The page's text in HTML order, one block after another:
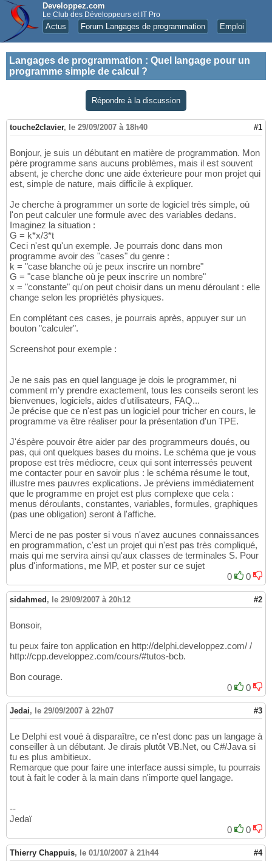
Developpez.com
Le Club des Développeurs et IT Pro
Actus Forum Langages de programmation Emploi
Langages de programmation : Quel langage pour un
programme simple de calcul ?
Répondre à la discussion
touche2clavier, le 29/09/2007 à 18h40 #1
Bonjour, je suis un débutant en matière de programmation. Mon
père programme sans aucuns problèmes, mais il est souvent
absent, je cherche donc une aide éxterieure pour mon projet qui
est, simple de nature, mais difficile à expliquer.
Je cherche à programmer un sorte de logiciel très simple, où
l'on peut calculer une formule avec des variables dedans.
Imaginez la situation :
G = k*x/3*t
Ceci n'est qu'un exemple. Je pourrais donc dans mon
programme avoir des "cases" du genre :
k = "case blanche où je peux inscrire un nombre"
G = "case blanche où je peux inscrire un nombre"
x = "constante" qu'on peut choisir dans un menu déroulant : elle
change selon les propriétés physiques.
En complétant ces cases, je pourrais après, appuyer sur un
bouton "calculer".
Screenshot pour exemple :
Je ne sais pas en quel language je dois le programmer, ni
comment m'y prendre exactement, tous les conseils seront les
bienvenues, logiciels, aides d'utilisateurs, FAQ...
Je précise que ce n'est pas un logiciel pour tricher en cours, le
programme va être réaliser pour la présentation d'un TPE.
J'éspère pouvoir être aider par des programmeurs doués, ou
pas, qui ont quelques bases du moins. Le schéma que je vous
propose est très médiocre, ceux qui sont interressés peuvent
me contacter pour en savoir plus : le schéma résume le tout,
illustre mes pauvres explications. Je préviens immédiatement
que le programme en projet est plus complexe que cela :
menus déroulants, constantes, variables, formules, graphiques
(pas une obligation) seront à l'affiche.
Merci de ne pas poster si vous n'avez aucunes connaissances
en programmation, c'est un projet qui n'est pas très compliqué,
mais qui me servira ainsi qu'aux classes de terminales S. Pour
plus d'informations, me MP, et poster sur ce sujet
0
0
sidahmed , le 29/09/2007 à 20h12 #2
Bonsoir,
tu peux faire ton application en http://delphi.developpez.com/ /
http://cpp.developpez.com/cours/#tutos-bcb.
Bon courage.
0
0
Jedai, le 29/09/2007 à 22h07 #3
Le Delphi est voué à disparaître, ce n'est donc pas un langage à
conseiller à un débutant. Je dirais plutôt VB.Net, ou C#/Java si
tu es plus ambitieux.
Remarque que pour faire une interface aussi simple, tu pourrais
tout à fait le coder à la main dans n'importe quel langage.
--
Jedaï
0
0
Thierry Chappuis, le 01/10/2007 à 21h44 #4